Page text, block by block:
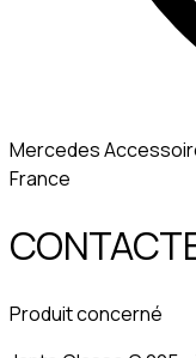
Mercedes
France
Produit concerné